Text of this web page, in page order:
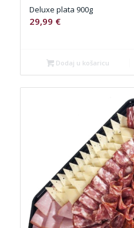
Deluxe plata 900g
29,99 €
Dodaj u košaricu